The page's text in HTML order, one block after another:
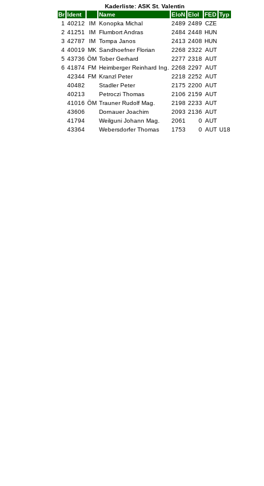
Kaderliste: ASK St. Valentin
Br Ident Name EloN EloI FED Typ
1 40212 IM Konopka Michal 2489 2489 CZE
2 41251 IM Flumbort Andras 2484 2448 HUN
3 42787 IM Tompa Janos 2413 2408 HUN
4 40019 MK Sandhoefner Florian 2268 2322 AUT
5 43736 ÖM Tober Gerhard 2277 2318 AUT
6 41874 FM Heimberger Reinhard Ing. 2268 2297 AUT
42344 FM Kranzl Peter 2218 2252 AUT
40482
Stadler Peter 2175 2200 AUT
40213
Petroczi Thomas 2106 2159 AUT
41016 ÖM Trauner Rudolf Mag. 2198 2233 AUT
43606
Dornauer Joachim 2093 2136 AUT
41794
Weilguni Johann Mag. 2061 0 AUT
43364
Webersdorfer Thomas 1753 0 AUT U18